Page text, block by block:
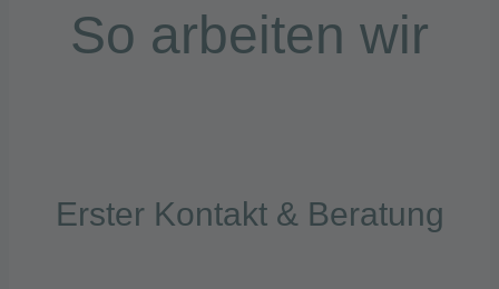
So arbeiten wir
Erster Kontakt & Beratung